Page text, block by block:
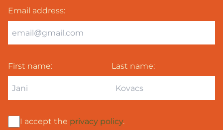
Email address:
First name: Last name:
I accept the privacy policy.
Support
us
Info